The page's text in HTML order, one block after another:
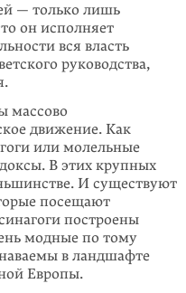
— только лишь
он исполняет
вся власть
руководства,
массово
движение. Как
или молельные
В этих крупных
И существуют
посещают
построены
модные по тому
в ландшафте
Европы.